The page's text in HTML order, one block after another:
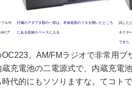
ブルや
(ACア
付属のアダプタ類の一部は、本体底部のフタを開いたところ
にある収納スペースに入る
試した
ネクタ
できた
。AM/FMラジオで非常用ブ
充電池の二電源式で、内蔵充電
代的にもソソりますな。てコトで